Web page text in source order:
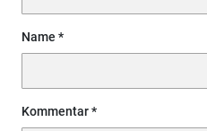
Name
Kommentar